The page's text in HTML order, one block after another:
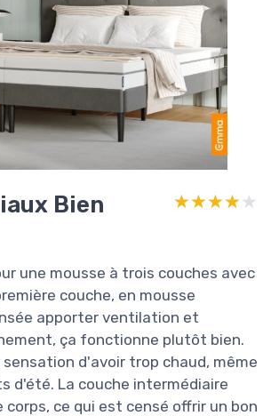
Bien
★★★★★
★★★★★
une mousse à trois couches avec
couche, en mousse
apporter ventilation et
ça fonctionne plutôt bien.
sensation d'avoir trop chaud, même
d'été. La couche intermédiaire
ce qui est censé offrir un bon